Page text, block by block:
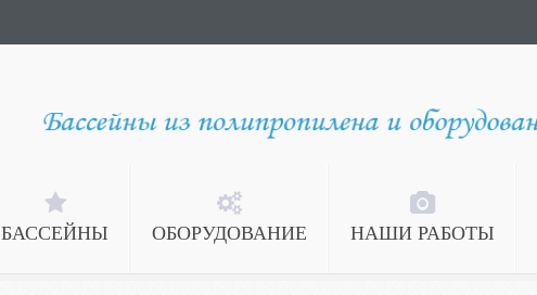
БАССЕЙНЫ ОБОРУДОВАНИЕ НАШИ РАБОТЫ